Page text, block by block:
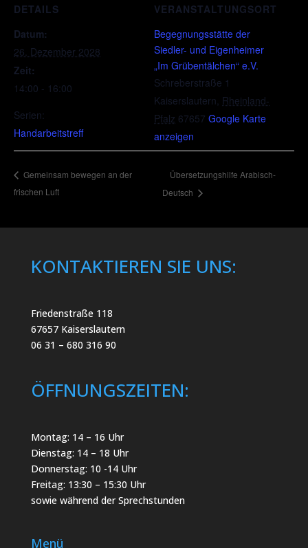
DETAILS
Datum:
26. Dezember 2028
Zeit:
14:00 - 16:00
Serien:
Handarbeitstreff
VERANSTALTUNGSORT
Begegnungsstätte der
Siedler- und Eigenheimer
„Im Grübentälchen“ e.V.
Schreberstraße 1
Kaiserslautern, Rheinland-
Pfalz 67657 Google Karte
anzeigen
Gemeinsam bewegen an der
frischen Luft
Übersetzungshilfe Arabisch-
Deutsch
KONTAKTIEREN SIE UNS:
Friedenstraße 118
67657 Kaiserslautern
06 31 – 680 316 90
ÖFFNUNGSZEITEN:
Montag: 14 – 16 Uhr
Dienstag: 14 – 18 Uhr
Donnerstag: 10 -14 Uhr
Freitag: 13:30 – 15:30 Uhr
sowie während der Sprechstunden
Menü